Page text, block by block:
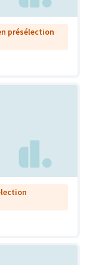
présélection